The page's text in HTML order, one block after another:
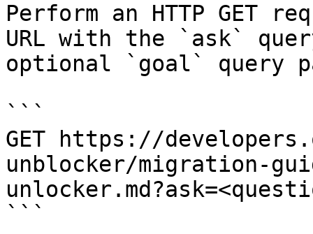
Perform an HTTP GET
URL with the `ask`
optional `goal` query
```
GET https://
unblocker/migration-
```